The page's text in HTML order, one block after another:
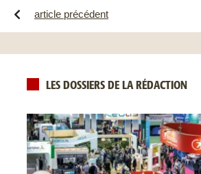
article précédent
LES DOSSIERS DE LA RÉDACTION